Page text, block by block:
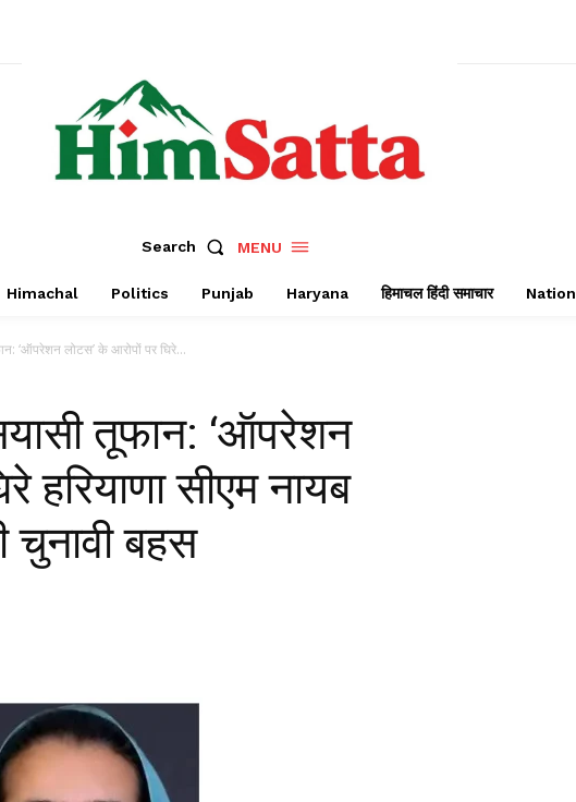
Search MENU
Himachal Politics Punjab Haryana हिमाचल हिंदी समाचार Nation
‘ऑपरेशन लोटस’ के आरोपों पर घिरे...
तूफान: ‘ऑपरेशन
हरियाणा सीएम नायब
बहस